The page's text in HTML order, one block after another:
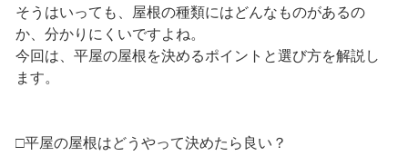
そうはいっても、屋根の種類にはどんなものがあるの
か、分かりにくいですよね。
今回は、平屋の屋根を決めるポイントと選び方を解説し
ます。
□平屋の屋根はどうやって決めたら良い？